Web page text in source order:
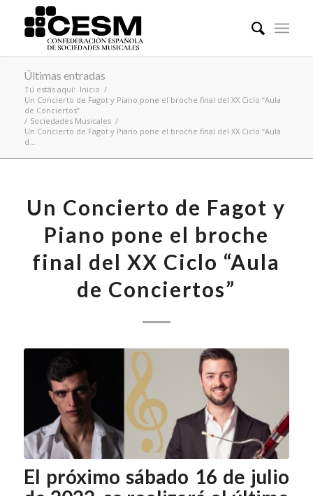
Últimas entradas
Tú estás aquí: Inicio /
Un Concierto de Fagot y Piano pone el broche final del XX Ciclo “Aula
de Conciertos”
/ Sociedades Musicales /
Un Concierto de Fagot y Piano pone el broche final del XX Ciclo “Aula
d...
Un Concierto de Fagot y
Piano pone el broche
final del XX Ciclo “Aula
de Conciertos”
El próximo sábado 16 de julio